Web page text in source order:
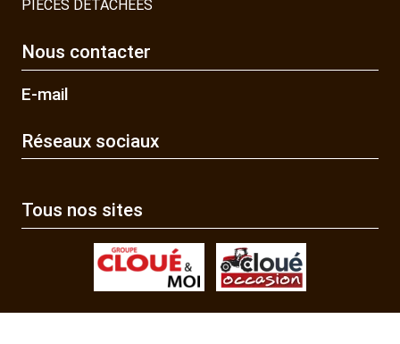
PIECES DETACHEES
Nous contacter
E-mail
Réseaux sociaux
Tous nos sites